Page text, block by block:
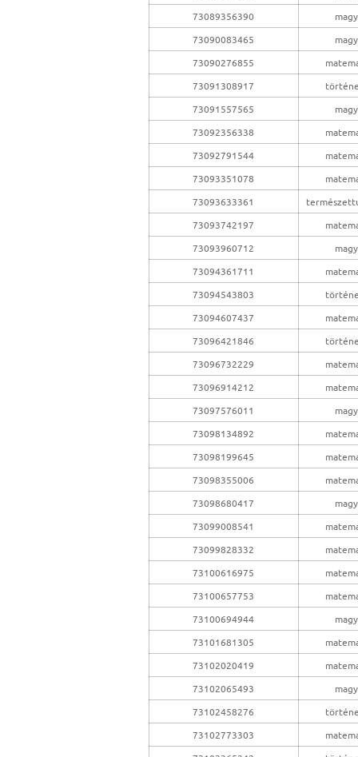
73089356390
73090083465
73090276855
73091308917
73091557565
73092356338
73092791544
73093351078
73093633361
73093742197
73093960712
73094361711
73094543803
73094607437
73096421846
73096732229
73096914212
73097576011
73098134892
73098199645
73098355006
73098680417
73099008541
73099828332
73100616975
73100657753
73100694944
73101681305
73102020419
73102065493
73102458276
73102773303